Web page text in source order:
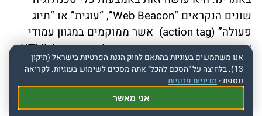
שונים הנקראים “Web Beacon”, “עוגית” או “תיוג
פעולה” (action tag) אשר ממוקמים במגוון עמודי
אינטרנט שונים בתוך האתרים שלנו או במייל HTML.
ייתכן ויהיו גם שירותים נוספים שיוצעו ע”י ספקים
חיצוניים שתכליתם לאפשר לך להשתמש באתרים
שלנו בצורה טובה יותר. אלו שירותים אופציונאליים
אנו משתמשים בעוגיות בהתאם לחוק הגנת הפרטיות בישראל (תיקון
13). בלחיצה על "הסכם להכל" אתה מסכים לשימוש בעוגיות. לקריאה
נוספת -מדיניות פרטיות
אני מאשר